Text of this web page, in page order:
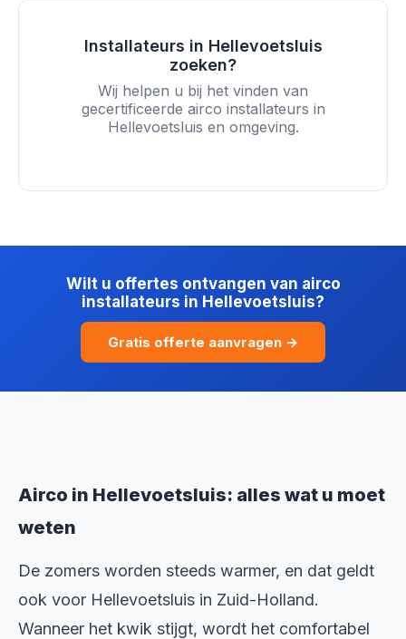
Installateurs in Hellevoetsluis
zoeken?
Wij helpen u bij het vinden van
gecertificeerde airco installateurs in
Hellevoetsluis en omgeving.
Wilt u offertes ontvangen van airco
installateurs in Hellevoetsluis?
Gratis offerte aanvragen →
Airco in Hellevoetsluis: alles wat u moet
weten
De zomers worden steeds warmer, en dat geldt
ook voor Hellevoetsluis in Zuid-Holland.
Wanneer het kwik stijgt, wordt het comfortabel